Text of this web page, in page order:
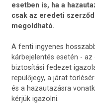
esetben is, ha a
csak az eredeti
megoldható.
A fenti ingyenes
kárbejelentés esetén -
biztosítási fedezet
repülőjegy, a járat
és a hazautazásra
kérjük igazolni.